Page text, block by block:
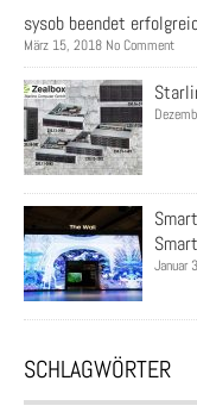
sysob beendet
März 15, 2018 No Comment
Januar
SCHLAGWÖRTER